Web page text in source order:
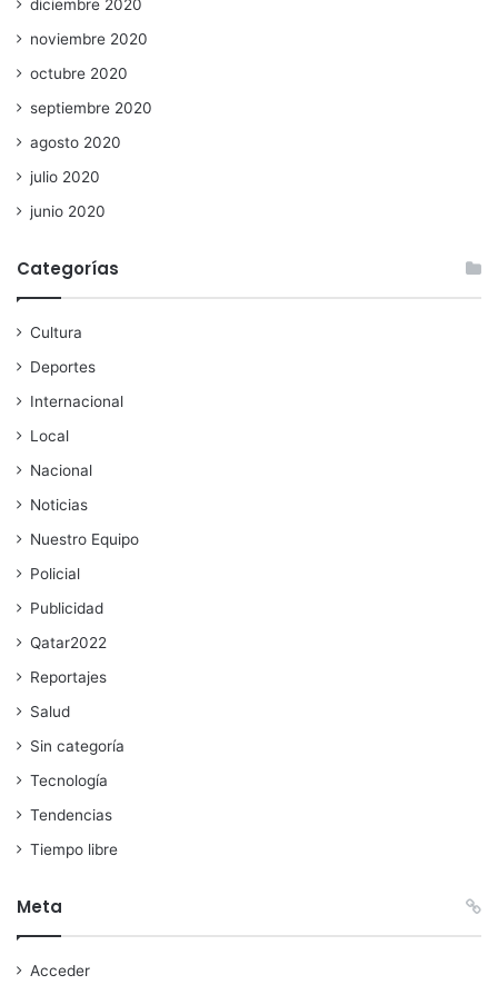
diciembre 2020
noviembre 2020
octubre 2020
septiembre 2020
agosto 2020
julio 2020
junio 2020
Categorías
Cultura
Deportes
Internacional
Local
Nacional
Noticias
Nuestro Equipo
Policial
Publicidad
Qatar2022
Reportajes
Salud
Sin categoría
Tecnología
Tendencias
Tiempo libre
Meta
Acceder